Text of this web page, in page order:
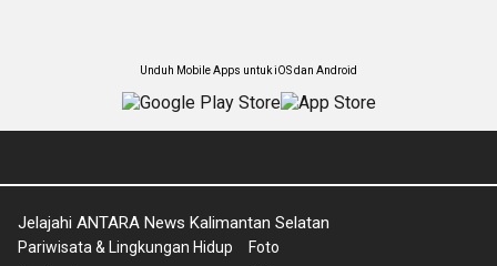
Unduh Mobile Apps untuk iOS dan Android
Jelajahi ANTARA News Kalimantan Selatan
Pariwisata & Lingkungan Hidup
Foto